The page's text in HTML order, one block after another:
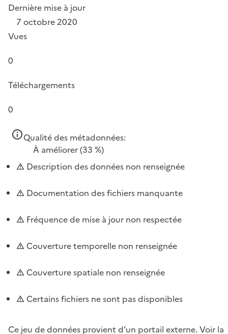
Dernière mise à jour
7 octobre 2020
Vues
0
Téléchargements
0
Qualité des métadonnées:
À améliorer(33 %)
Description des données non renseignée
Documentation des fichiers manquante
Fréquence de mise à jour non respectée
Couverture temporelle non renseignée
Couverture spatiale non renseignée
Certains fichiers ne sont pas disponibles
Ce jeu de données provient d'un portail externe. Voir la